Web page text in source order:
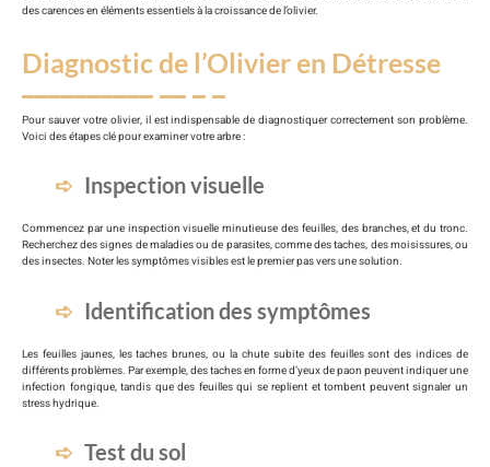
des carences en éléments essentiels à la croissance de l’olivier.
Diagnostic de l’Olivier en Détresse
Pour sauver votre olivier, il est indispensable de diagnostiquer correctement son problème.
Voici des étapes clé pour examiner votre arbre :
Inspection visuelle
Commencez par une inspection visuelle minutieuse des feuilles, des branches, et du tronc.
Recherchez des signes de maladies ou de parasites, comme des taches, des moisissures, ou
des insectes. Noter les symptômes visibles est le premier pas vers une solution.
Identification des symptômes
Les feuilles jaunes, les taches brunes, ou la chute subite des feuilles sont des indices de
différents problèmes. Par exemple, des taches en forme d’yeux de paon peuvent indiquer une
infection fongique, tandis que des feuilles qui se replient et tombent peuvent signaler un
stress hydrique.
Test du sol